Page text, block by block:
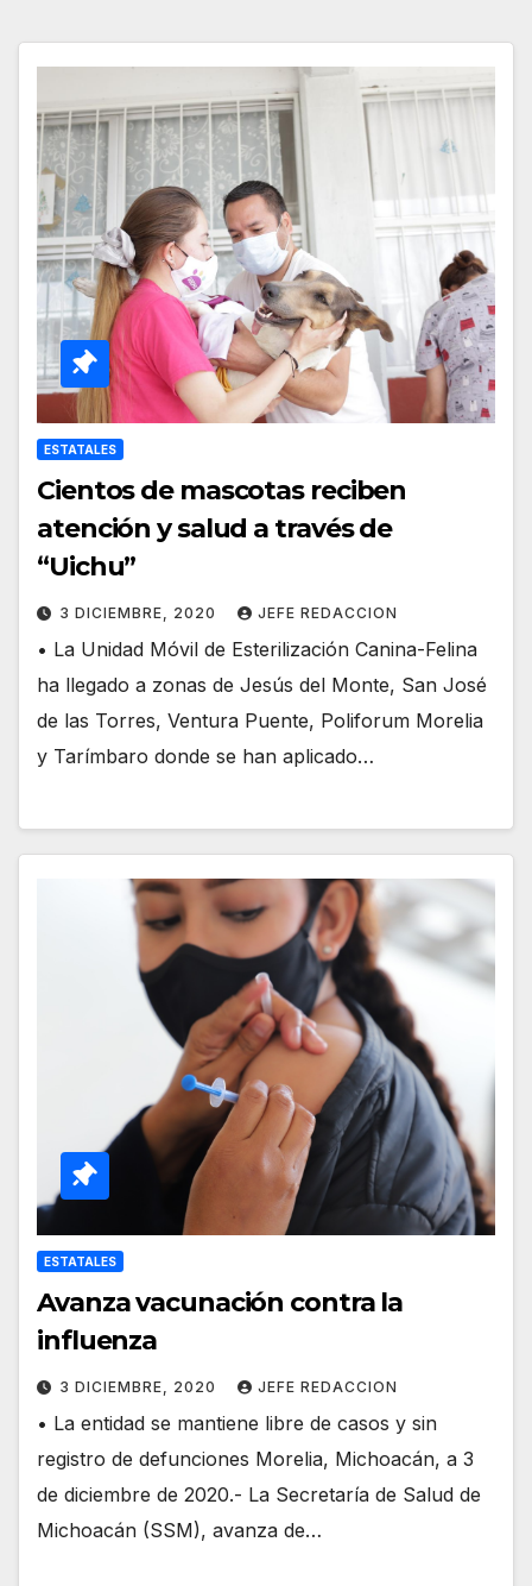
ESTATALES
Cientos de mascotas reciben
atención y salud a través de
“Uichu”
3 DICIEMBRE, 2020 JEFE REDACCION
• La Unidad Móvil de Esterilización Canina-Felina
ha llegado a zonas de Jesús del Monte, San José
de las Torres, Ventura Puente, Poliforum Morelia
y Tarímbaro donde se han aplicado…
ESTATALES
Avanza vacunación contra la
influenza
3 DICIEMBRE, 2020 JEFE REDACCION
• La entidad se mantiene libre de casos y sin
registro de defunciones Morelia, Michoacán, a 3
de diciembre de 2020.- La Secretaría de Salud de
Michoacán (SSM), avanza de…